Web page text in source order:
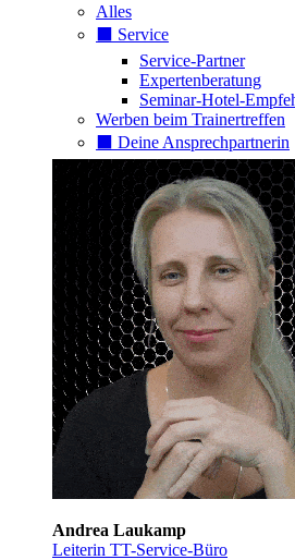
Alles
⬛️ Service
Service-Partner
Expertenberatung
Seminar-Hotel-
Werben beim Trainertreffen
⬛️ Deine Ansprechpartnerin
Andrea Laukamp
Leiterin TT-Service-Büro